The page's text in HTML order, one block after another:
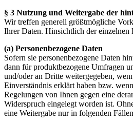
§ 3 Nutzung und Weitergabe der
Wir treffen generell größtmögliche
Ihrer Daten. Hinsichtlich der einzelnen
(a) Personenbezogene Daten
Sofern sie personenbezogene Daten
dann für produktbezogene Umfragen
und/oder an Dritte weitergegeben,
Einverständnis erklärt haben bzw.
Regelungen von Ihnen gegen eine
Widerspruch eingelegt worden ist.
eine Weitergabe nur in folgenden